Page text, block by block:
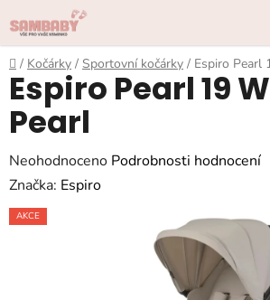
na
obsah
Domů
/ Kočárky / Sportovní kočárky / Espiro Pearl
Espiro Pearl 19
Pearl
Průměrné
hodnocení
produktu
Neohodnoceno Podrobnosti hodnocení
Značka: Espiro
AKCE